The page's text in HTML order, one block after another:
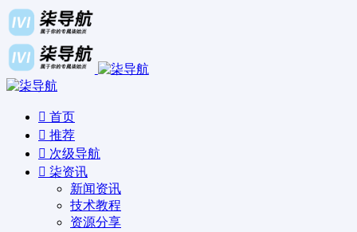
首页
推荐
次级导航
柒资讯
新闻资讯
技术教程
资源分享